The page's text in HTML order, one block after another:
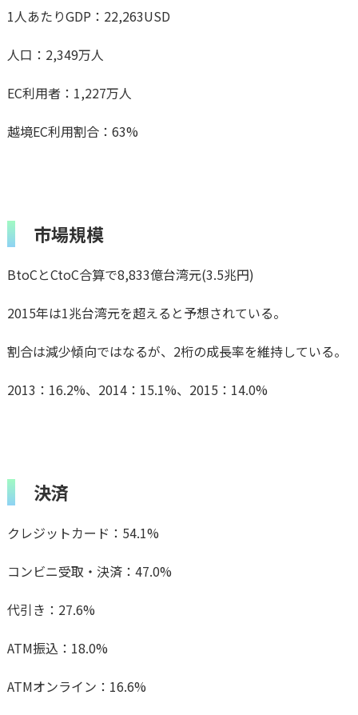
1人あたりGDP：22,263USD
人口：2,349万人
EC利用者：1,227万人
越境EC利用割合：63%
市場規模
BtoCとCtoC合算で8,833億台湾元(3.5兆円)
2015年は1兆台湾元を超えると予想されている。
割合は減少傾向ではなるが、2桁の成長率を維持している。
2013：16.2%、2014：15.1%、2015：14.0%
決済
クレジットカード：54.1%
コンビニ受取・決済：47.0%
代引き：27.6%
ATM振込：18.0%
ATMオンライン：16.6%